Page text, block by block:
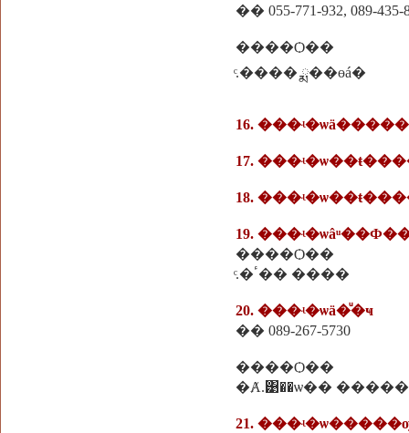
�� 055-771-932, 089-435-
����Ѻ��
ͨ.���� ྨ��ɵá�
17.
18.
����Ѻ��
ͨ.�ٴ�� ����
20. ���ʵ�ѡä�ͧ�ҹ
�� 089-267-5730
����Ѻ��
21.